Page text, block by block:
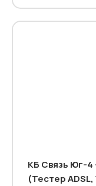
КБ Связь Юг-4
(Тестер